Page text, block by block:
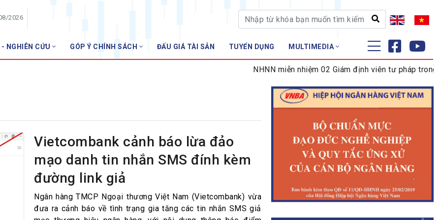
2026
NGHIÊN CỨU GÓP Ý CHÍNH SÁCH ĐẤU GIÁ TÀI SẢN TUYỂN DỤNG MULTIMEDIA
hàng
ĐÀO TẠO - NGHIÊN CỨU
Tập huấn
NHNN miễn nhiệm 02 Giám định viên tư pháp trong
Vietcombank cảnh báo lừa đảo
mạo danh tin nhắn SMS đính kèm
đường link giả
Ngân hàng TMCP Ngoại thương Việt Nam (Vietcombank) vừa
đưa ra cảnh báo về tình trạng gia tăng các tin nhắn SMS giả